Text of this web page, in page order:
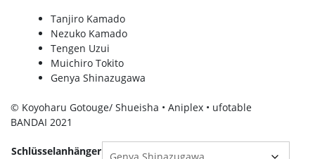
Tanjiro Kamado
Nezuko Kamado
Tengen Uzui
Muichiro Tokito
Genya Shinazugawa
© Koyoharu Gotouge/ Shueisha • Aniplex • ufotable
BANDAI 2021
Schlüsselanhänger